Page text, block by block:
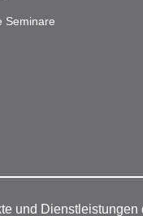
Seminare
und